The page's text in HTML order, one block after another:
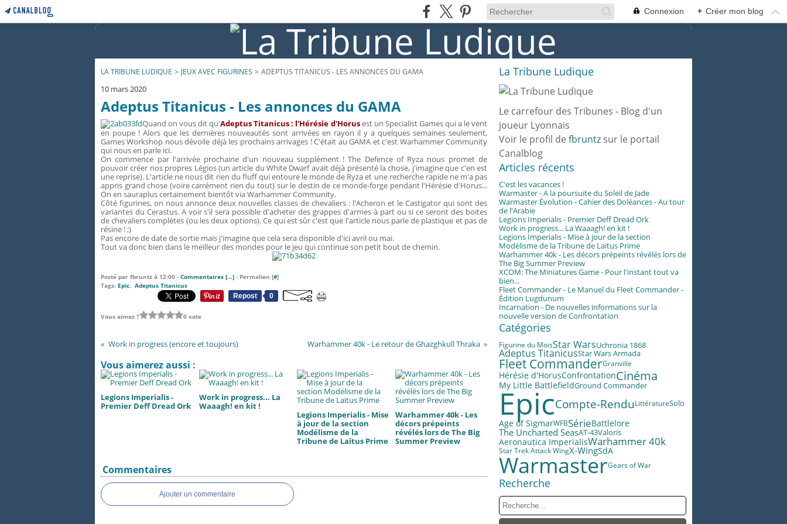
Connexion + Créer mon blog
LA TRIBUNE LUDIQUE > JEUX AVEC FIGURINES > ADEPTUS TITANICUS - LES ANNONCES DU GAMA
10 mars 2020
Adeptus Titanicus - Les annonces du GAMA
Quand on vous dit qu'Adeptus Titanicus : l'Hérésie d'Horusest un Specialist Games qui a le vent
en poupe ! Alors que les dernières nouveautés sont arrivées en rayon il y a quelques semaines seulement,
Games Workshop nous dévoile déjà les prochains arrivages ! C'était au GAMA et c'est Warhammer Community
qui nous en parle ici.
On commence par l'arrivée prochaine d'un nouveau supplément ! The Defence of Ryza nous promet de
pouvoir créer nos propres Légios (un article du White Dwarf avait déjà présenté la chose, j'imagine que c'en est
une reprise). L'article ne nous dit rien du fluff qui entoure le monde de Ryza et une recherche rapide ne m'a pas
appris grand chose (voire carrément rien du tout) sur le destin de ce monde-forge pendant l'Hérésie d'Horus...
On en sauraplus certainement bientôt via Warhammer Community.
Côté figurines, on nous annonce deux nouvelles classes de chevaliers : l'Acheron et le Castigator qui sont des
variantes du Cerastus. A voir s'il sera possible d'acheter des grappes d'armes à part ou si ce seront des boites
de chevaliers complètes (ou les deux options). Ce qui est sûr c'est que l'article nous parle de plastique et pas de
résine ! ;)
Pas encore de date de sortie mais j'imagine que cela sera disponible d'ici avril ou mai.
Tout va donc bien dans le meilleur des mondes pour le jeu qui continue son petit bout de chemin.
Posté par fbruntz à 12:00 - Commentaires […] - Permalien [#]
Tags: Epic, Adeptus Titanicus
Repost
0
Vous aimez ? 0 vote
Work in progress (encore et toujours) Warhammer 40k - Le retour de Ghazghkull Thraka
Vous aimerez aussi :
Legions Imperialis -
Premier Deff Dread Ork
Work in progress... La
Waaagh! en kit !
Legions Imperialis - Mise
à jour de la section
Modélisme de la
Tribune de Laïtus Prime
Warhammer 40k - Les
décors prépeints
révélés lors de The Big
Summer Preview
Commentaires
Ajouter un commentaire
La Tribune Ludique
Le carrefour des Tribunes - Blog d'un
joueur Lyonnais
Voir le profil de fbruntz sur le portail
Canalblog
Articles récents
C'est les vacances !
Warmaster - A la poursuite du Soleil de Jade
Warmaster Évolution - Cahier des Doléances - Au tour
de l'Arabie
Legions Imperialis - Premier Deff Dread Ork
Work in progress... La Waaagh! en kit !
Legions Imperialis - Mise à jour de la section
Modélisme de la Tribune de Laïtus Prime
Warhammer 40k - Les décors prépeints révélés lors de
The Big Summer Preview
XCOM: The Miniatures Game - Pour l'instant tout va
bien...
Fleet Commander - Le Manuel du Fleet Commander -
Édition Lugdunum
Incarnation - De nouvelles informations sur la
nouvelle version de Confrontation
Catégories
Figurine du MoisStar WarsUchronia 1868
Adeptus TitanicusStar Wars Armada
Fleet CommanderGranville
Hérésie d'HorusConfrontationCinéma
My Little BattlefieldGround Commander
EpicCompte-RenduLittératureSolo
Age of SigmarWFBSérieBattlelore
The Uncharted SeasAT-43Valoris
Aeronautica ImperialisWarhammer 40k
Star Trek Attack WingX-WingSdA
WarmasterGears of War
Recherche